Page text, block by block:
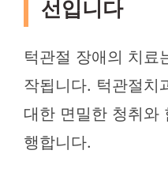
선입니다
턱관절 장애의 치료
작됩니다. 턱관절치
대한 면밀한 청취와
행합니다.